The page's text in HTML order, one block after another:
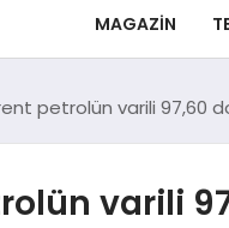
MAGAZIN
petrolün varili 97,60
varili